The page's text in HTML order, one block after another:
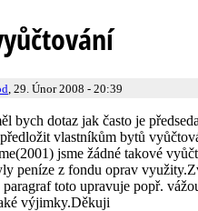
, 29. Únor 2008 - 20:39
bych dotaz jak často je
vlastníkům bytů
jsme žádné takové
peníze z fondu oprav
toto upravuje popř.
výjimky.Děkuji